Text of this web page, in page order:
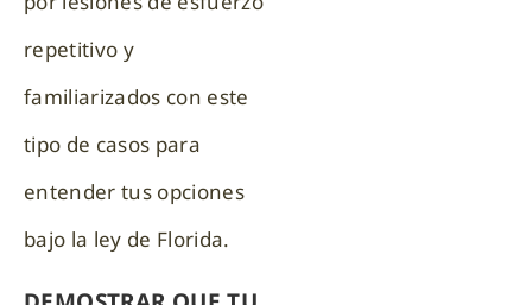
repetitivo y
familiarizados con este
tipo de casos para
entender tus opciones
bajo la ley de Florida.